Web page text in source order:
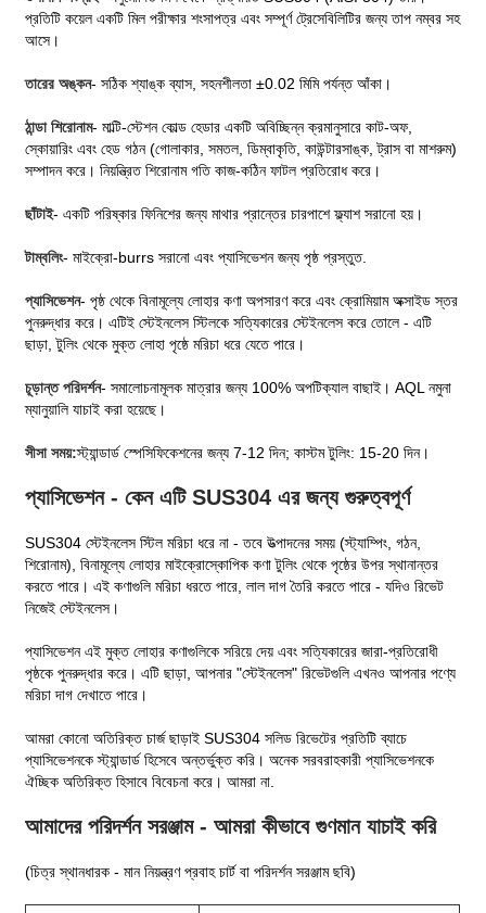
প্রতিটি কয়েল একটি মিল পরীক্ষার শংসাপত্র এবং সম্পূর্ণ ট্রেসেবিলিটির জন্য তাপ নম্বর সহ
আসে।
তারের অঙ্কন- সঠিক শ্যাঙ্ক ব্যাস, সহনশীলতা ±0.02 মিমি পর্যন্ত আঁকা।
ঠান্ডা শিরোনাম- মাল্টি-স্টেশন কোল্ড হেডার একটি অবিচ্ছিন্ন ক্রমানুসারে কাট-অফ,
স্কোয়ারিং এবং হেড গঠন (গোলাকার, সমতল, ডিম্বাকৃতি, কাউন্টারসাঙ্ক, ট্রাস বা মাশরুম)
সম্পাদন করে। নিয়ন্ত্রিত শিরোনাম গতি কাজ-কঠিন ফাটল প্রতিরোধ করে।
ছাঁটাই- একটি পরিষ্কার ফিনিশের জন্য মাথার প্রান্তের চারপাশে ফ্ল্যাশ সরানো হয়।
টাম্বলিং- মাইক্রো-burrs সরানো এবং প্যাসিভেশন জন্য পৃষ্ঠ প্রস্তুত.
প্যাসিভেশন- পৃষ্ঠ থেকে বিনামূল্যে লোহার কণা অপসারণ করে এবং ক্রোমিয়াম অক্সাইড স্তর
পুনরুদ্ধার করে। এটিই স্টেইনলেস স্টিলকে সত্যিকারের স্টেইনলেস করে তোলে - এটি
ছাড়া, টুলিং থেকে মুক্ত লোহা পৃষ্ঠে মরিচা ধরে যেতে পারে।
চূড়ান্ত পরিদর্শন- সমালোচনামূলক মাত্রার জন্য 100% অপটিক্যাল বাছাই। AQL নমুনা
ম্যানুয়ালি যাচাই করা হয়েছে।
সীসা সময়:স্ট্যান্ডার্ড স্পেসিফিকেশনের জন্য 7-12 দিন; কাস্টম টুলিং: 15-20 দিন।
প্যাসিভেশন - কেন এটি SUS304 এর জন্য গুরুত্বপূর্ণ
SUS304 স্টেইনলেস স্টিল মরিচা ধরে না - তবে উত্পাদনের সময় (স্ট্যাম্পিং, গঠন,
শিরোনাম), বিনামূল্যে লোহার মাইক্রোস্কোপিক কণা টুলিং থেকে পৃষ্ঠের উপর স্থানান্তর
করতে পারে। এই কণাগুলি মরিচা ধরতে পারে, লাল দাগ তৈরি করতে পারে - যদিও রিভেট
নিজেই স্টেইনলেস।
প্যাসিভেশন এই মুক্ত লোহার কণাগুলিকে সরিয়ে দেয় এবং সত্যিকারের জারা-প্রতিরোধী
পৃষ্ঠকে পুনরুদ্ধার করে। এটি ছাড়া, আপনার "স্টেইনলেস" রিভেটগুলি এখনও আপনার পণ্যে
মরিচা দাগ দেখাতে পারে।
আমরা কোনো অতিরিক্ত চার্জ ছাড়াই SUS304 সলিড রিভেটের প্রতিটি ব্যাচে
প্যাসিভেশনকে স্ট্যান্ডার্ড হিসেবে অন্তর্ভুক্ত করি। অনেক সরবরাহকারী প্যাসিভেশনকে
ঐচ্ছিক অতিরিক্ত হিসাবে বিবেচনা করে। আমরা না.
আমাদের পরিদর্শন সরঞ্জাম - আমরা কীভাবে গুণমান যাচাই করি
(চিত্র স্থানধারক - মান নিয়ন্ত্রণ প্রবাহ চার্ট বা পরিদর্শন সরঞ্জাম ছবি)